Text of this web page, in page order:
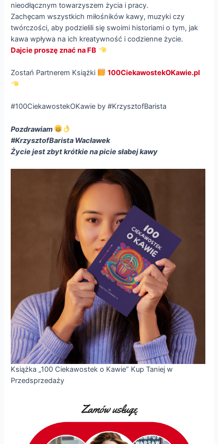
nieodłącznym towarzyszem życia i pracy.
Zachęcam wszystkich miłośników kawy, muzyki czy
twórczości, aby podzielili się swoimi historiami o tym, jak
kawa wpływa na ich kreatywność i codzienne życie.
Dajcie proszę znać na FB
Zostań Partnerem Książki 100CiekawostekOKawie.pl
#100CiekawostekOKawie by #KrzysztofBarista
Pozdrawiam
#KrzysztofBarista Wacławek
Życie jest zbyt krótkie na picie słabej kawy
Książka „100 Ciekawostek o Kawie” Kup Taniej w
Przedsprzedaży